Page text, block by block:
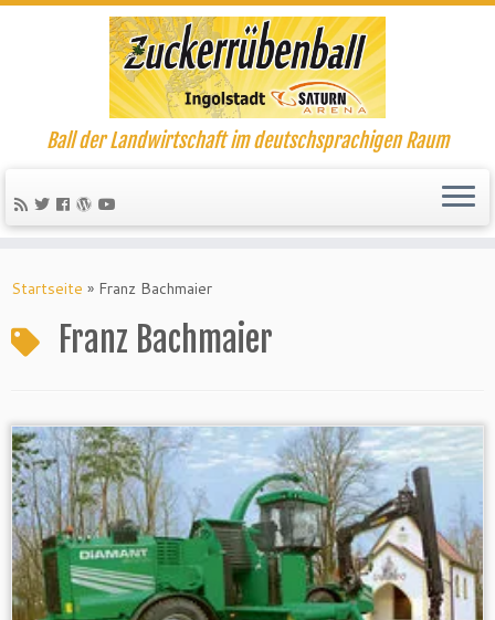
Ball der Landwirtschaft im deutschsprachigen Raum
Startseite » Franz Bachmaier
Franz Bachmaier